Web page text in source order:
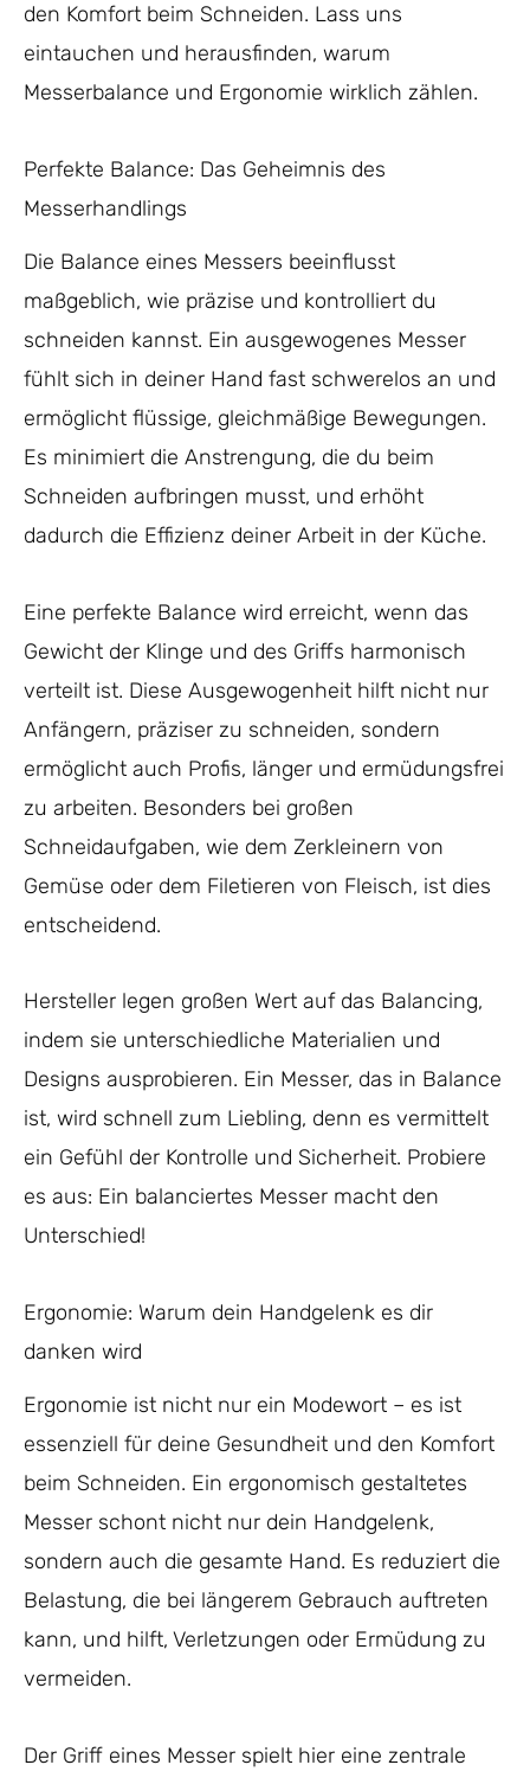
den Komfort beim Schneiden. Lass uns
eintauchen und herausfinden, warum
Messerbalance und Ergonomie wirklich zählen.
Perfekte Balance: Das Geheimnis des
Messerhandlings
Die Balance eines Messers beeinflusst
maßgeblich, wie präzise und kontrolliert du
schneiden kannst. Ein ausgewogenes Messer
fühlt sich in deiner Hand fast schwerelos an und
ermöglicht flüssige, gleichmäßige Bewegungen.
Es minimiert die Anstrengung, die du beim
Schneiden aufbringen musst, und erhöht
dadurch die Effizienz deiner Arbeit in der Küche.
Eine perfekte Balance wird erreicht, wenn das
Gewicht der Klinge und des Griffs harmonisch
verteilt ist. Diese Ausgewogenheit hilft nicht nur
Anfängern, präziser zu schneiden, sondern
ermöglicht auch Profis, länger und ermüdungsfrei
zu arbeiten. Besonders bei großen
Schneidaufgaben, wie dem Zerkleinern von
Gemüse oder dem Filetieren von Fleisch, ist dies
entscheidend.
Hersteller legen großen Wert auf das Balancing,
indem sie unterschiedliche Materialien und
Designs ausprobieren. Ein Messer, das in Balance
ist, wird schnell zum Liebling, denn es vermittelt
ein Gefühl der Kontrolle und Sicherheit. Probiere
es aus: Ein balanciertes Messer macht den
Unterschied!
Ergonomie: Warum dein Handgelenk es dir
danken wird
Ergonomie ist nicht nur ein Modewort – es ist
essenziell für deine Gesundheit und den Komfort
beim Schneiden. Ein ergonomisch gestaltetes
Messer schont nicht nur dein Handgelenk,
sondern auch die gesamte Hand. Es reduziert die
Belastung, die bei längerem Gebrauch auftreten
kann, und hilft, Verletzungen oder Ermüdung zu
vermeiden.
Der Griff eines Messer spielt hier eine zentrale